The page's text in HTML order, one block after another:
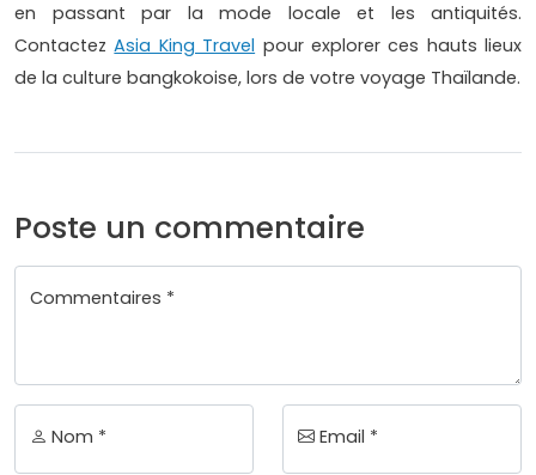
en passant par la mode locale et les antiquités.
ContactezAsia King Travel pour explorer ces hauts lieux
de la culture bangkokoise, lors de votre voyage Thaïlande.
Poste un commentaire
Commentaires *
Nom * Email *